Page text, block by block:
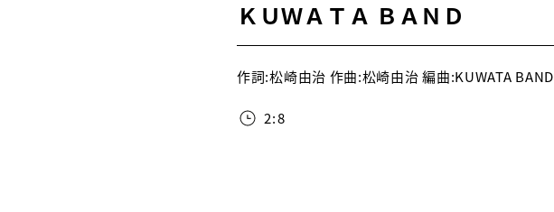
ＫＵＷＡＴＡ ＢＡＮＤ
作詞:松崎由治 作曲:松崎由治 編曲:KUWATA BAND
2:8